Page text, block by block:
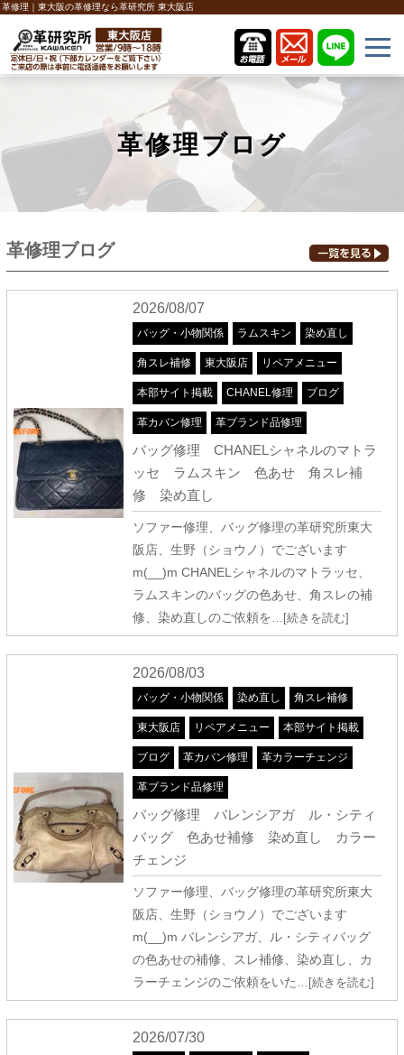
革修理｜東大阪の革修理なら革研究所 東大阪店
革修理ブログ
革修理ブログ
2026/08/07
バッグ・小物関係 ラムスキン 染め直し
角スレ補修 東大阪店 リペアメニュー
本部サイト掲載 CHANEL修理 ブログ
革カバン修理 革ブランド品修理
バッグ修理 CHANELシャネルのマトラ
ッセ ラムスキン 色あせ 角スレ補
修 染め直し
ソファー修理、バッグ修理の革研究所東大
阪店、生野（ショウノ）でございます
m(__)m CHANELシャネルのマトラッセ、
ラムスキンのバッグの色あせ、角スレの補
修、染め直しのご依頼を…[続きを読む]
2026/08/03
バッグ・小物関係 染め直し 角スレ補修
東大阪店 リペアメニュー 本部サイト掲載
ブログ 革カバン修理 革カラーチェンジ
革ブランド品修理
バッグ修理 バレンシアガ ル・シティ
バッグ 色あせ補修 染め直し カラー
チェンジ
ソファー修理、バッグ修理の革研究所東大
阪店、生野（ショウノ）でございます
m(__)m バレンシアガ、ル・シティバッグ
の色あせの補修、スレ補修、染め直し、カ
ラーチェンジのご依頼をいた …[続きを読む]
2026/07/30